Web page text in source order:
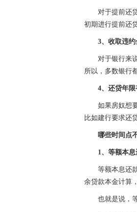
对于提前还
初期进行提前还
3、收取违约
对于银行来
所以，多数银行
4、还贷年限
如果房奴想
比如建行要求还
哪些时间点
1、等额本
等额本息还
余贷款本金计算
也就是说，